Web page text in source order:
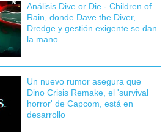
Análisis Dive or Die - Children of
Rain, donde Dave the Diver,
Dredge y gestión exigente se dan
la mano
Un nuevo rumor asegura que
Dino Crisis Remake, el 'survival
horror' de Capcom, está en
desarrollo